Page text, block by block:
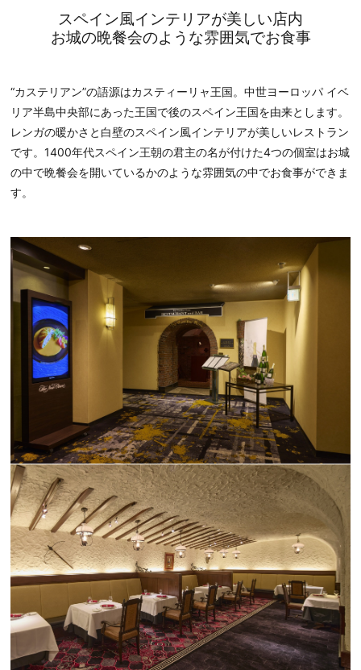
スペイン風インテリアが美しい店内
お城の晩餐会のような雰囲気でお食事
“カステリアン”の語源はカスティーリャ王国。中世ヨーロッパ イベ
リア半島中央部にあった王国で後のスペイン王国を由来とします。
レンガの暖かさと白壁のスペイン風インテリアが美しいレストラン
です。1400年代スペイン王朝の君主の名が付けた4つの個室はお城
の中で晩餐会を開いているかのような雰囲気の中でお食事ができま
す。